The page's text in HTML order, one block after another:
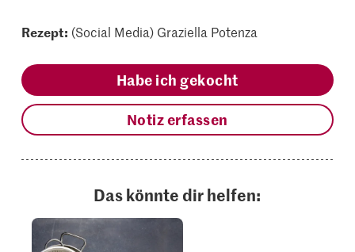
Rezept: (Social Media) Graziella Potenza
Habe ich gekocht
Notiz erfassen
Das könnte dir helfen: